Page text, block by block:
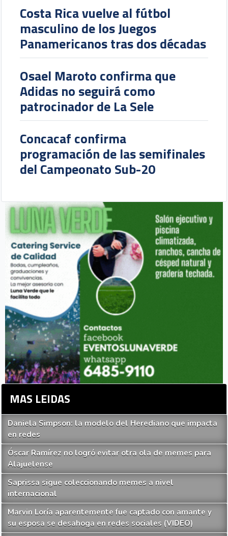
Costa Rica vuelve al fútbol
masculino de los Juegos
Panamericanos tras dos décadas
Osael Maroto confirma que
Adidas no seguirá como
patrocinador de La Sele
Concacaf confirma
programación de las semifinales
del Campeonato Sub-20
MAS LEIDAS
Daniela Simpson: la modelo del Herediano que impacta
en redes
Óscar Ramírez no logró evitar otra ola de memes para
Alajuelense
Saprissa sigue coleccionando memes a nivel
internacional
Marvin Loría aparentemente fue captado con amante y
su esposa se desahoga en redes sociales (VIDEO)